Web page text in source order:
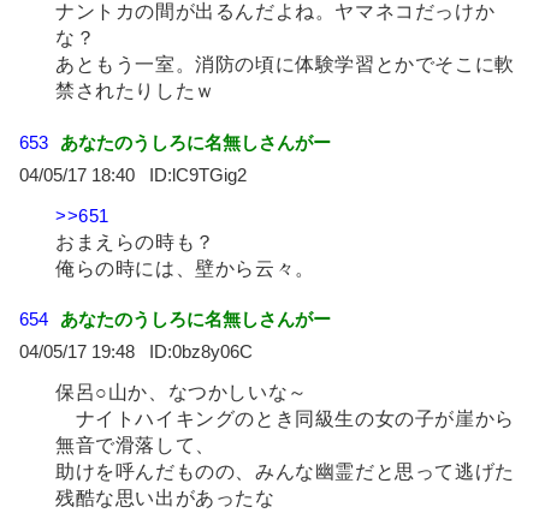
ナントカの間が出るんだよね。ヤマネコだっけか
な？
あともう一室。消防の頃に体験学習とかでそこに軟
禁されたりしたｗ
653
あなたのうしろに名無しさんがー
04/05/17 18:40
lC9TGig2
>>651
おまえらの時も？
俺らの時には、壁から云々。
654 あなたのうしろに名無しさんがー
04/05/17 19:48
0bz8y06C
保呂○山か、なつかしいな～
ナイトハイキングのとき同級生の女の子が崖から
無音で滑落して、
助けを呼んだものの、みんな幽霊だと思って逃げた
残酷な思い出があったな